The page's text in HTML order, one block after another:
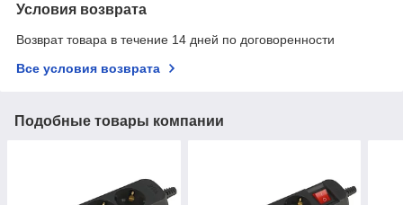
Условия возврата
Возврат товара в течение 14 дней по договоренности
Все условия возврата
Подобные товары компании